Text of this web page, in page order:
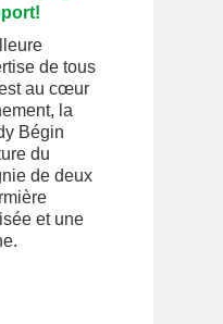
de tous
au cœur
la
Bégin
du
de deux
et une